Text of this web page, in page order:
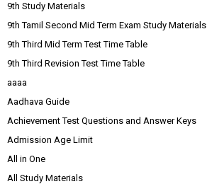
9th Study Materials
9th Tamil Second Mid Term Exam Study Materials
9th Third Mid Term Test Time Table
9th Third Revision Test Time Table
aaaa
Aadhava Guide
Achievement Test Questions and Answer Keys
Admission Age Limit
All in One
All Study Materials